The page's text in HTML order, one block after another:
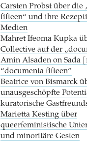
Carsten Probst über die
fifteen“ und ihre
Medien
Mahret Ifeoma Kupka
Collective auf der
Amin Alsaden on Sada
“documenta fifteen”
Beatrice von Bismarck
unausgeschöpfte
kuratorische
Marietta Kesting über
queerfeministische
und minoritäre Gesten